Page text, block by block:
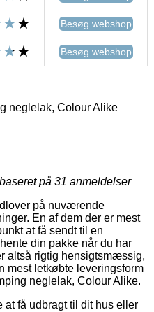
Besøg webshop
Besøg webshop
neglelak, Colour Alike
på 31 anmeldelser
på nuværende
En af dem der er mest
at få sendt til en
din pakke når du har
altså rigtig hensigtsmæssig,
mest letkøbte leveringsform
neglelak, Colour Alike.
få udbragt til dit hus eller